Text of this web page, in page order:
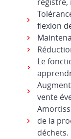
flexion
Le
vente
de la
déchets.